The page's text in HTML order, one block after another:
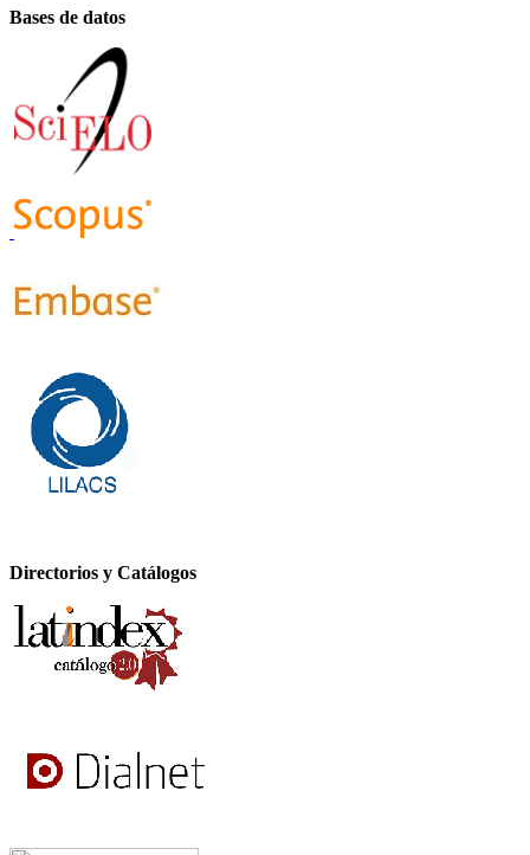
Bases de datos
Directorios y Catálogos